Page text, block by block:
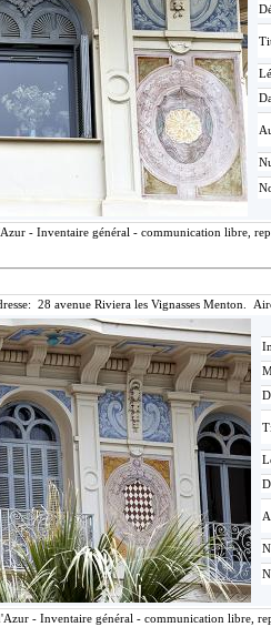
- Inventaire général - communication libre,
28 avenue Riviera les Vignasses Menton.
- Inventaire général - communication libre,